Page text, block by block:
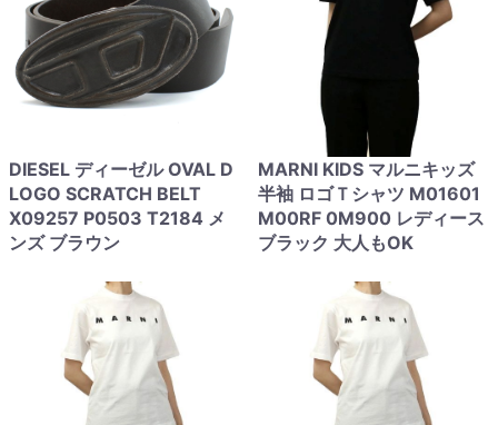
DIESEL ディーゼル OVAL D
LOGO SCRATCH BELT
X09257 P0503 T2184 メ
ンズ ブラウン
MARNI KIDS マルニキッズ
半袖 ロゴＴシャツ M01601
M00RF 0M900 レディース
ブラック 大人もOK